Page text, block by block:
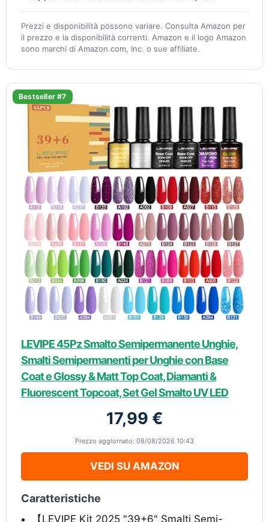
Prezzi e disponibilità possono variare. Consulta Amazon per
il prezzo e la disponibilità correnti. Amazon e il logo Amazon
sono marchi di Amazon.com, Inc. o sue affiliate.
Bestseller #7
LEVIPE 45Pz Smalto Semipermanente Unghie,
Smalti Semipermanenti per Unghie con Base
Coat e Glossy & Matt Top Coat, Diamanti &
Fluorescent Topcoat, Set Gel Smalto UV LED
17,99 €
Prezzo aggiornato: 08/08/2026 10:43
VEDI SU AMAZON
Caratteristiche
【LEVIPE Kit 2025 "39+6" Smalti Semi-